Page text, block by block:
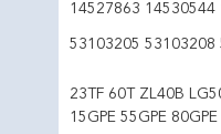
14527863
53103205 53103208
23TF 60T ZL40B
15GPE 55GPE